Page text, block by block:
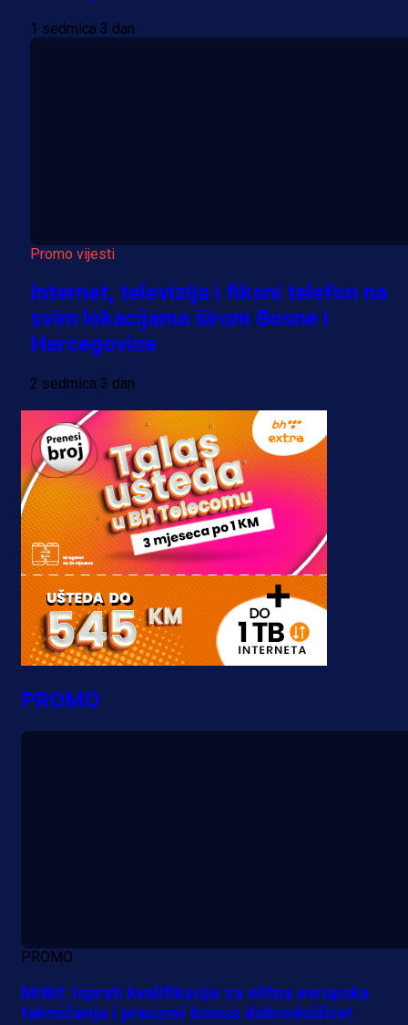
1 sedmica 3 dan
Promo vijesti
Internet, televizija i fiksni telefon na
svim lokacijama širom Bosne i
Hercegovine
2 sedmica 3 dan
PROMO
PROMO
MrBit: Isprati kvalifikacije za elitna evropska
takmičenja i preuzmi bonus dobrodošlice!